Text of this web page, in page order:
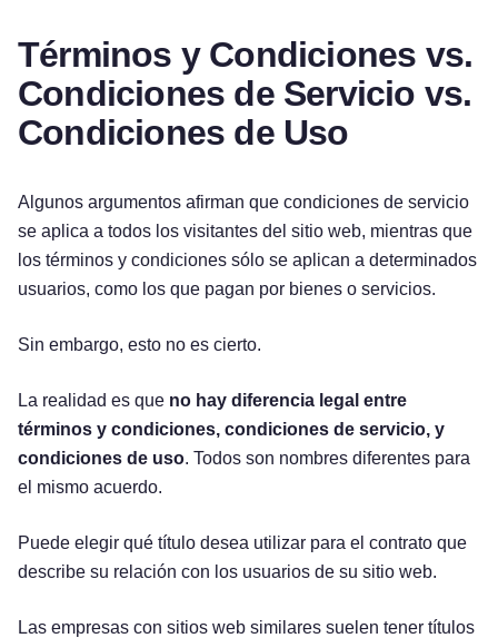
Términos y Condiciones vs.
Condiciones de Servicio vs.
Condiciones de Uso
Algunos argumentos afirman que condiciones de servicio
se aplica a todos los visitantes del sitio web, mientras que
los términos y condiciones sólo se aplican a determinados
usuarios, como los que pagan por bienes o servicios.
Sin embargo, esto no es cierto.
La realidad es que no hay diferencia legal entre
términos y condiciones, condiciones de servicio, y
condiciones de uso. Todos son nombres diferentes para
el mismo acuerdo.
Puede elegir qué título desea utilizar para el contrato que
describe su relación con los usuarios de su sitio web.
Las empresas con sitios web similares suelen tener títulos